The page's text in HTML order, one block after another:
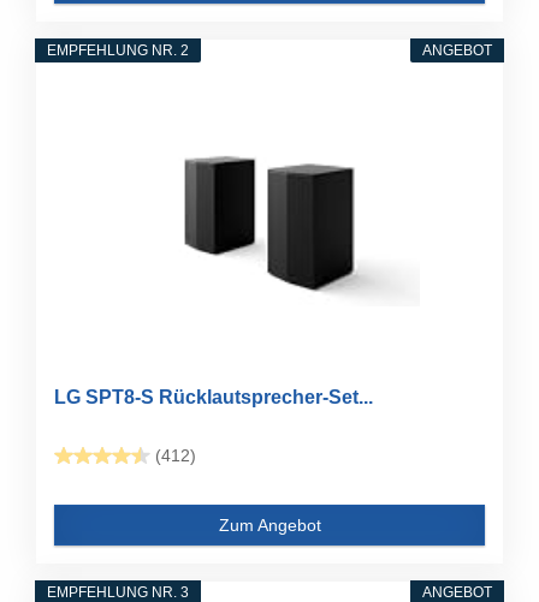
ANGEBOT
EMPFEHLUNG NR. 2
LG SPT8-S Rücklautsprecher-Set...
(412)
Zum Angebot
ANGEBOT
EMPFEHLUNG NR. 3